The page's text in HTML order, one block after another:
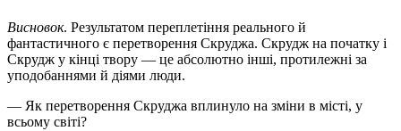
Висновок. Результатом переплетіння реального й
фантастичного є перетворення Скруджа. Скрудж на початку і
Скрудж у кінці твору — це абсолютно інші, протилежні за
уподобаннями й діями люди.
— Як перетворення Скруджа вплинуло на зміни в місті, у
всьому світі?